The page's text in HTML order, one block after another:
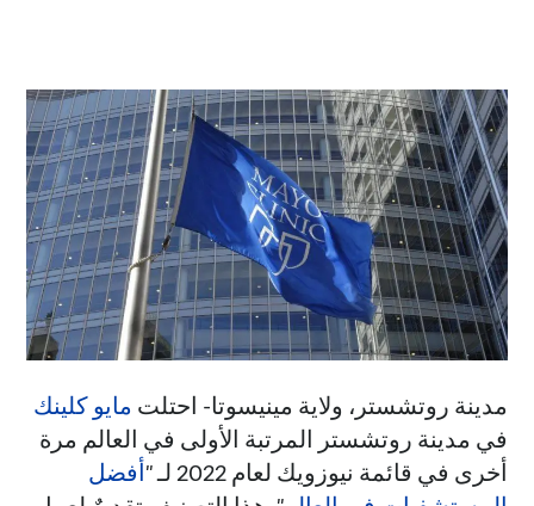
مدينة روتشستر، ولاية مينيسوتا- احتلت مايو كلينك
في مدينة روتشستر المرتبة الأولى في العالم مرة
أخرى في قائمة نيوزويك لعام 2022 لـ "
أفضل